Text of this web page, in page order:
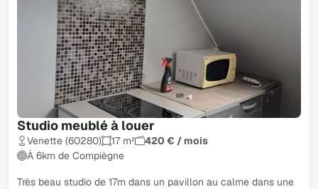
Studio meublé à louer
Venette (60280) 17 m²
420 € / mois
À 6km de Compiègne
Très beau studio de 17m dans un pavillon au calme dans une